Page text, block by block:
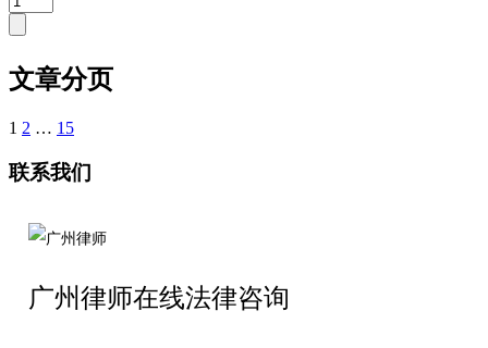
文章分页
1 2 … 15
联系我们
广州律师在线法律咨询